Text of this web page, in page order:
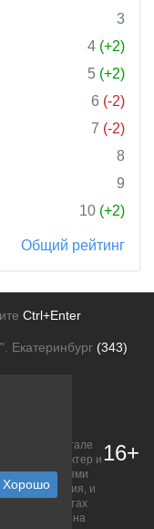
3
4 (+2)
5 (+2)
6 (-2)
7 (-2)
8
9
10 (+2)
Общий рейтинг
Ctrl+Enter
Екатеринбург (343)
на портале
характер и
положениями
описания, и
на сайтах
право на
16+